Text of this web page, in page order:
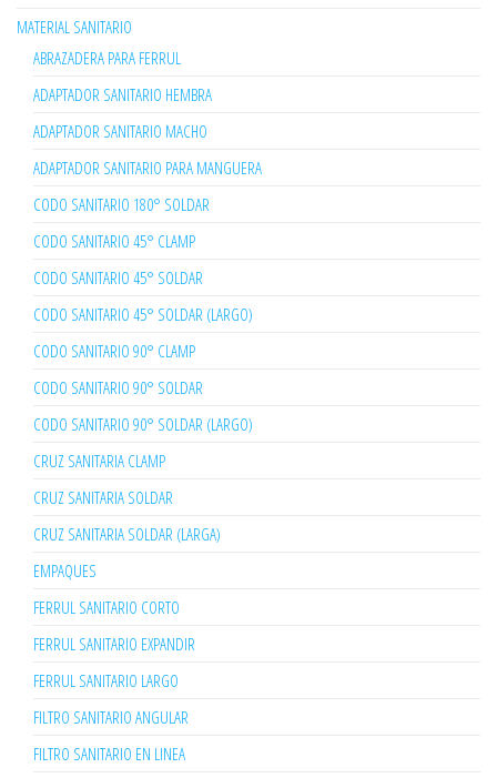
MATERIAL SANITARIO
ABRAZADERA PARA FERRUL
ADAPTADOR SANITARIO HEMBRA
ADAPTADOR SANITARIO MACHO
ADAPTADOR SANITARIO PARA MANGUERA
CODO SANITARIO 180° SOLDAR
CODO SANITARIO 45° CLAMP
CODO SANITARIO 45° SOLDAR
CODO SANITARIO 45° SOLDAR (LARGO)
CODO SANITARIO 90° CLAMP
CODO SANITARIO 90° SOLDAR
CODO SANITARIO 90° SOLDAR (LARGO)
CRUZ SANITARIA CLAMP
CRUZ SANITARIA SOLDAR
CRUZ SANITARIA SOLDAR (LARGA)
EMPAQUES
FERRUL SANITARIO CORTO
FERRUL SANITARIO EXPANDIR
FERRUL SANITARIO LARGO
FILTRO SANITARIO ANGULAR
FILTRO SANITARIO EN LINEA